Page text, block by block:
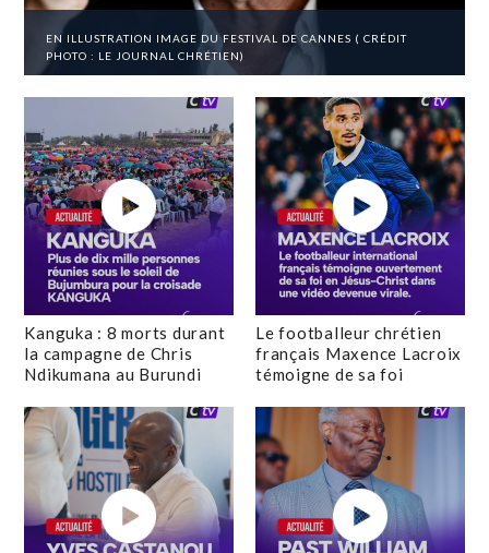
EN ILLUSTRATION IMAGE DU FESTIVAL DE CANNES ( CRÉDIT
PHOTO : LE JOURNAL CHRÉTIEN)
Kanguka : 8 morts durant
la campagne de Chris
Ndikumana au Burundi
Le footballeur chrétien
français Maxence Lacroix
témoigne de sa foi